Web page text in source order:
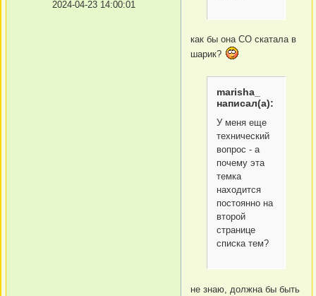
2024-04-23 14:00:01
как бы она СО скатала в
шарик?
marisha_
написал(а):
У меня еще
технический
вопрос - а
почему эта
темка
находится
постоянно на
второй
странице
списка тем?
не знаю, должна бы быть